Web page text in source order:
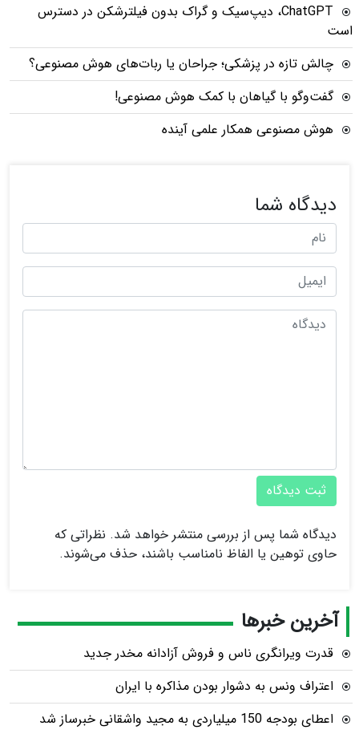
ChatGPT، دیپ‌سیک و گراک بدون فیلترشکن در دسترس
است
چالش تازه در پزشکی؛ جراحان یا ربات‌های هوش مصنوعی؟
گفت‌وگو با گیاهان با کمک هوش مصنوعی!
هوش مصنوعی همکار علمی آینده
دیدگاه شما
ثبت دیدگاه
دیدگاه شما پس از بررسی منتشر خواهد شد. نظراتی که
حاوی توهین یا الفاظ نامناسب باشند، حذف می‌شوند.
آخرین خبرها
قدرت ویرانگری ناس و فروش آزادانه مخدر جدید
اعتراف ونس به دشوار بودن مذاکره با ایران
اعطای بودجه 150 میلیاردی به مجید واشقانی خبرساز شد